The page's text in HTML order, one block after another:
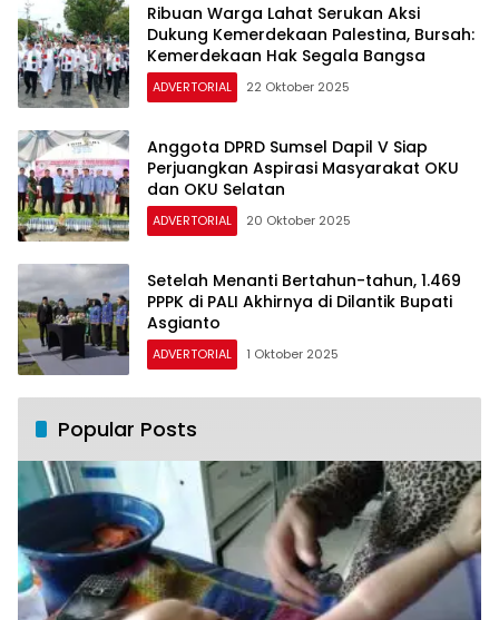
Ribuan Warga Lahat Serukan Aksi
Dukung Kemerdekaan Palestina, Bursah:
Kemerdekaan Hak Segala Bangsa
ADVERTORIAL 22 Oktober 2025
Anggota DPRD Sumsel Dapil V Siap
Perjuangkan Aspirasi Masyarakat OKU
dan OKU Selatan
ADVERTORIAL 20 Oktober 2025
Setelah Menanti Bertahun-tahun, 1.469
PPPK di PALI Akhirnya di Dilantik Bupati
Asgianto
ADVERTORIAL 1 Oktober 2025
Popular Posts